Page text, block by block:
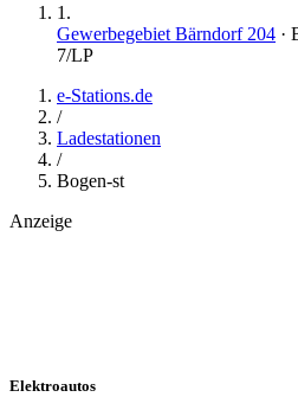
1 .
Gewerbegebiet Bärndorf 204 ·
7/LP
e-Stations.de
/
Ladestationen
/
Bogen-st
Anzeige
Elektroautos